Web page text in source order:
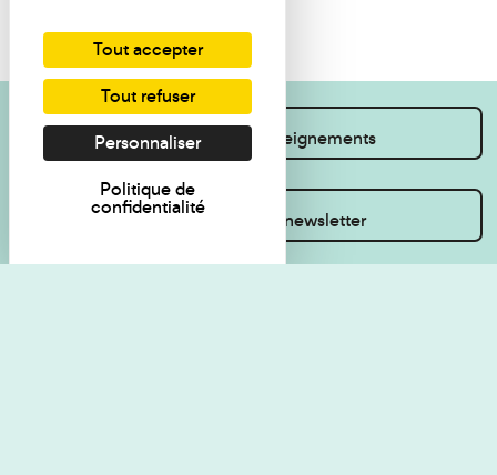
Je souhaite des renseignements
Inscrivez-vous à la newsletter
Tout accepter
Tout refuser
Personnaliser
Politique de
confidentialité